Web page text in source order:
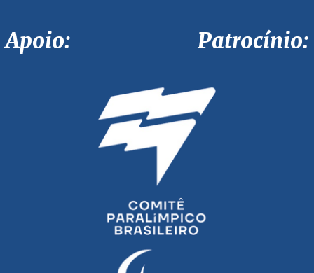
Apoio: Patrocínio: